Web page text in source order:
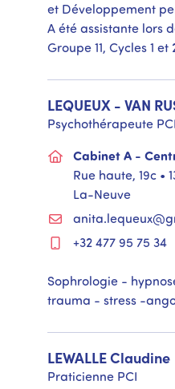
et Développement
A été assistante lors
Groupe 11, Cycles 1 et
LEQUEUX - VAN
Psychothérapeute
Cabinet A -
Rue haute, 19c •
La-Neuve
+32 477 95 75 34
Sophrologie -
trauma - stress -
LEWALLEClaudine
Praticienne PCI